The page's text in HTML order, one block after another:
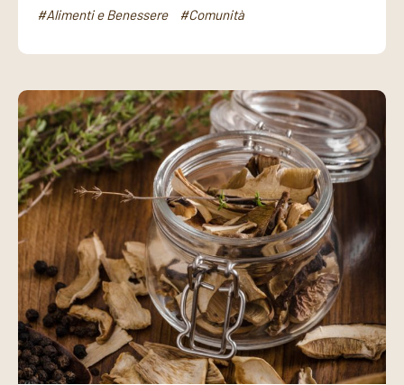
#Alimenti e Benessere #Comunità